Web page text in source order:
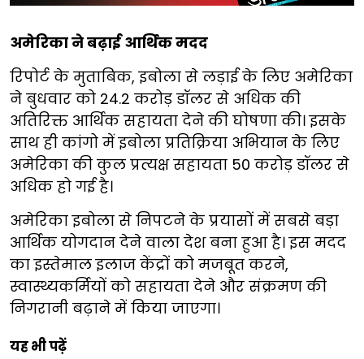
अमेरिका ने बढ़ाई आर्थिक मदद
रिपोर्ट के मुताबिक, इबोला से लड़ाई के लिए अमेरिका
ने बुधवार को 24.2 करोड़ डॉलर से अधिक की
अतिरिक्त आर्थिक सहायता देने की घोषणा की। इसके
साथ ही कांगो में इबोला प्रतिक्रिया अभियान के लिए
अमेरिका की कुल प्रत्यक्ष सहायता 50 करोड़ डॉलर से
अधिक हो गई है।
अमेरिका इबोला से निपटने के प्रयासों में सबसे बड़ा
आर्थिक योगदान देने वाला देश बना हुआ है। इस मदद
का इस्तेमाल इलाज केंद्रों को मजबूत करने,
स्वास्थ्यकर्मियों को सहायता देने और संक्रमण की
निगरानी बढ़ाने में किया जाएगा।
यह भी पढ़ें